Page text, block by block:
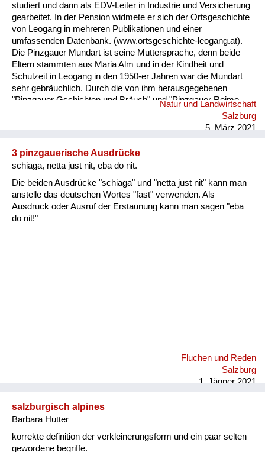
studiert und dann als EDV-Leiter in Industrie und Versicherung
gearbeitet. In der Pension widmete er sich der Ortsgeschichte
von Leogang in mehreren Publikationen und einer
umfassenden Datenbank. (www.ortsgeschichte-leogang.at).
Die Pinzgauer Mundart ist seine Muttersprache, denn beide
Eltern stammten aus Maria Alm und in der Kindheit und
Schulzeit in Leogang in den 1950-er Jahren war die Mundart
sehr gebräuchlich. Durch die von ihm herausgegebenen
"Pinzgauer Gschichten und Bräuch" und "Pinzgauer Reime,
Sprüche und Kuchltips" der Maria Almer Mundartdichterin
Gretl Widauer (1999) wurde sein Interesse an dieser Sprache
erarbeitet. ...
Natur und Landwirtschaft
Salzburg
5. März 2021
3 pinzgauerische Ausdrücke
schiaga, netta just nit, eba do nit.
Die beiden Ausdrücke "schiaga" und "netta just nit" kann man
anstelle das deutschen Wortes "fast" verwenden. Als
Ausdruck oder Ausruf der Erstaunung kann man sagen "eba
do nit!"
Fluchen und Reden
Salzburg
1. Jänner 2021
salzburgisch alpines
Barbara Hutter
korrekte definition der verkleinerungsform und ein paar selten
gewordene begriffe.